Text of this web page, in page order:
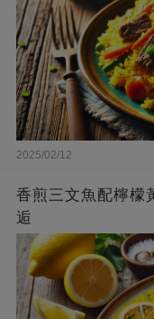
2025/02/12
香煎三文魚配檸
逅